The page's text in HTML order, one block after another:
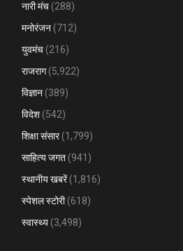
नारी मंच (288)
मनोरंजन (712)
युवमंच (216)
राजराग(5,922)
विज्ञान (389)
विदेश (542)
शिक्षा संसार(1,799)
साहित्य जगत (941)
स्थानीय खबरें(1,816)
स्पेशल स्टोरी(618)
स्वास्थ्य (3,498)